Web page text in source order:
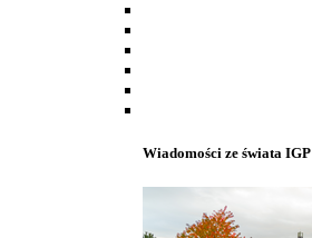
Wiadomości ze świata IGP